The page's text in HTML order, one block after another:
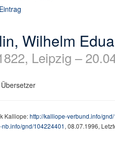
Wilhelm
Leipzig –
Kalliope:http://kalliope-verbund.info/
nb.info/gnd/104224401, 08.07.1996,